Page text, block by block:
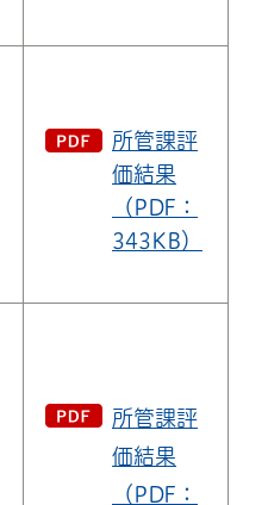
所管課評
価結果
（PDF：
343KB）
所管課評
価結果
（PDF：